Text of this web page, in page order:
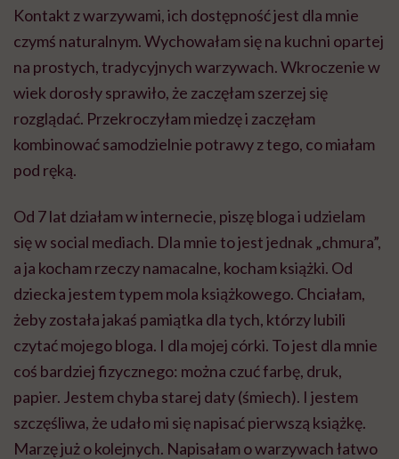
Kontakt z warzywami, ich dostępność jest dla mnie
czymś naturalnym. Wychowałam się na kuchni opartej
na prostych, tradycyjnych warzywach. Wkroczenie w
wiek dorosły sprawiło, że zaczęłam szerzej się
rozglądać. Przekroczyłam miedzę i zaczęłam
kombinować samodzielnie potrawy z tego, co miałam
pod ręką.
Od 7 lat działam w internecie, piszę bloga i udzielam
się w social mediach. Dla mnie to jest jednak „chmura”,
a ja kocham rzeczy namacalne, kocham książki. Od
dziecka jestem typem mola książkowego. Chciałam,
żeby została jakaś pamiątka dla tych, którzy lubili
czytać mojego bloga. I dla mojej córki. To jest dla mnie
coś bardziej fizycznego: można czuć farbę, druk,
papier. Jestem chyba starej daty (śmiech). I jestem
szczęśliwa, że udało mi się napisać pierwszą książkę.
Marzę już o kolejnych. Napisałam o warzywach łatwo